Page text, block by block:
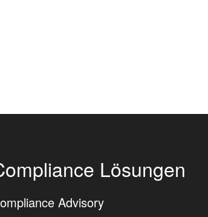
Lösungen
Advisory